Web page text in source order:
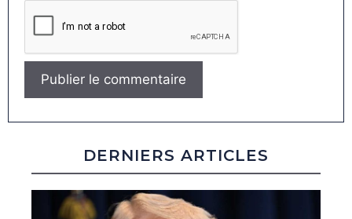
DERNIERS ARTICLES